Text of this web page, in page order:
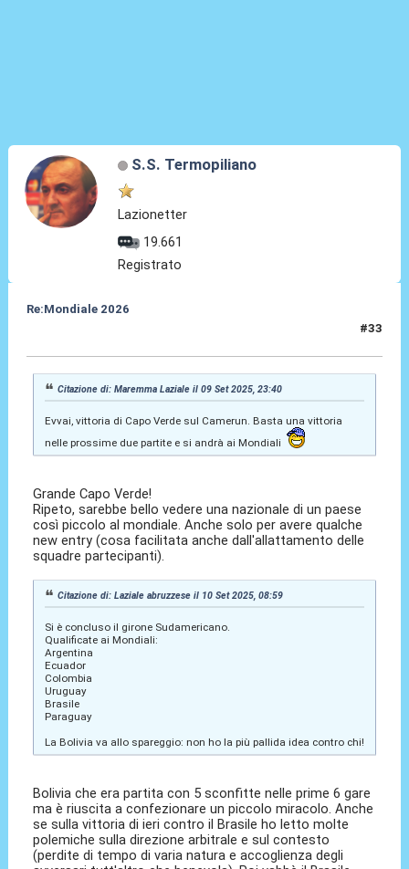
S.S. Termopiliano
Lazionetter
19.661
Registrato
Re:Mondiale 2026
#33
Citazione di: Maremma Laziale il 09 Set 2025, 23:40
Evvai, vittoria di Capo Verde sul Camerun. Basta una vittoria
nelle prossime due partite e si andrà ai Mondiali
Grande Capo Verde!
Ripeto, sarebbe bello vedere una nazionale di un paese
così piccolo al mondiale. Anche solo per avere qualche
new entry (cosa facilitata anche dall'allattamento delle
squadre partecipanti).
Citazione di: Laziale abruzzese il 10 Set 2025, 08:59
Si è concluso il girone Sudamericano.
Qualificate ai Mondiali:
Argentina
Ecuador
Colombia
Uruguay
Brasile
Paraguay
La Bolivia va allo spareggio: non ho la più pallida idea contro chi!
Bolivia che era partita con 5 sconfitte nelle prime 6 gare
ma è riuscita a confezionare un piccolo miracolo. Anche
se sulla vittoria di ieri contro il Brasile ho letto molte
polemiche sulla direzione arbitrale e sul contesto
(perdite di tempo di varia natura e accoglienza degli